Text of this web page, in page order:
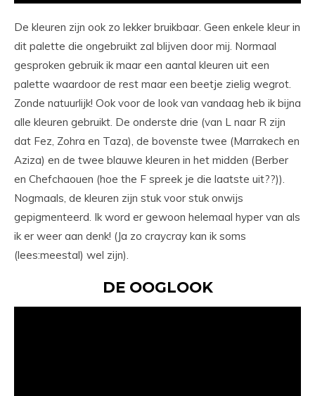
De kleuren zijn ook zo lekker bruikbaar. Geen enkele kleur in
dit palette die ongebruikt zal blijven door mij. Normaal
gesproken gebruik ik maar een aantal kleuren uit een
palette waardoor de rest maar een beetje zielig wegrot.
Zonde natuurlijk! Ook voor de look van vandaag heb ik bijna
alle kleuren gebruikt. De onderste drie (van L naar R zijn
dat Fez, Zohra en Taza), de bovenste twee (Marrakech en
Aziza) en de twee blauwe kleuren in het midden (Berber
en Chefchaouen (hoe the F spreek je die laatste uit??)).
Nogmaals, de kleuren zijn stuk voor stuk onwijs
gepigmenteerd. Ik word er gewoon helemaal hyper van als
ik er weer aan denk! (Ja zo craycray kan ik soms
(lees:meestal) wel zijn).
DE OOGLOOK